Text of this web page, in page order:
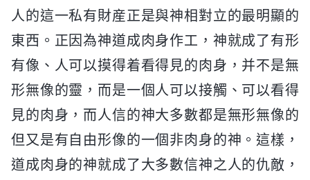
人的這一私有財産正是與神相對立的最明顯的
東西。正因為神道成肉身作工，神就成了有形
有像、人可以摸得着看得見的肉身，并不是無
形無像的靈，而是一個人可以接觸、可以看得
見的肉身，而人信的神大多數都是無形無像的
但又是有自由形像的一個非肉身的神。這樣，
道成肉身的神就成了大多數信神之人的仇敵，